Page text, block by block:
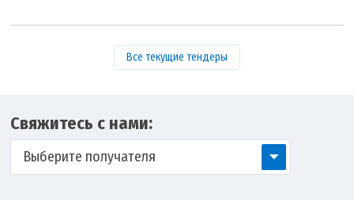
Все текущие тендеры
Свяжитесь с нами:
Выберите получателя